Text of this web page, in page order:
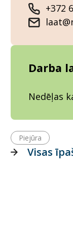
+372
Darba
Nedēļas
Piejūra
Visas